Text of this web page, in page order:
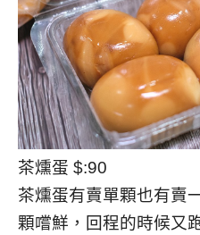
茶燻蛋 $:90
茶燻蛋有賣單顆也有賣
顆嚐鮮，回程的時候又